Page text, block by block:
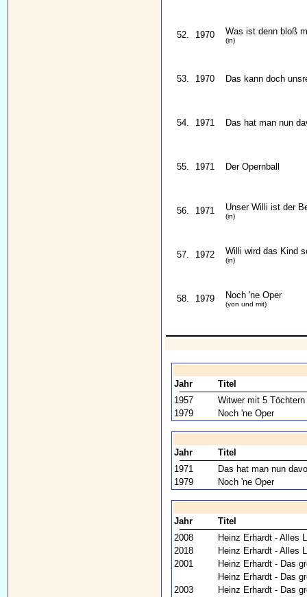
52. 1970 Was ist denn bloß
(in)
53. 1970 Das kann doch
54. 1971 Das hat man nun
55. 1971 Der Opernball
56. 1971 Unser Willi ist der
(in)
57. 1972 Willi wird das Kind
(in)
58. 1979 Noch 'ne Oper
(von und mit)
Jahr
Titel
1957
Witwer mit 5 Töchtern
1979
Noch 'ne Oper
Jahr
Titel
1971
Das hat man nun
1979
Noch 'ne Oper
Jahr
Titel
2008
Heinz Erhardt - Alles
2018
Heinz Erhardt - Alles
2001
Heinz Erhardt - Das
Heinz Erhardt - Das
2003
Heinz Erhardt - Das